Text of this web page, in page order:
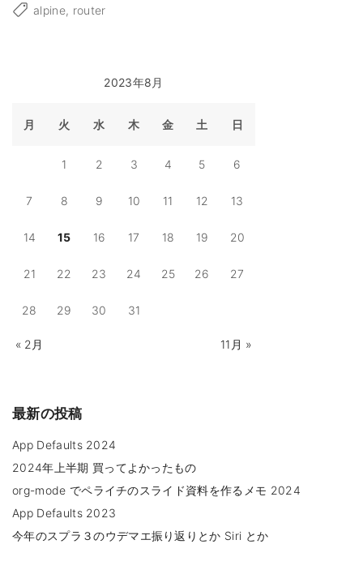
i
ル
ー
構
築
0
2
準
備
alpine router
2023年8月
月 火 水 木 金 土 日
1 2 3 4 5 6
7 8 9 10 11 12 13
14 15 16 17 18 19 20
21 22 23 24 25 26 27
28 29 30 31
« 2月 11月 »
最新の投稿
App Defaults 2024
2024年上半期 買ってよかったもの
org-mode でペライチのスライド資料を作るメモ 2024
App Defaults 2023
今年のスプラ３のウデマエ振り返りとか Siri とか